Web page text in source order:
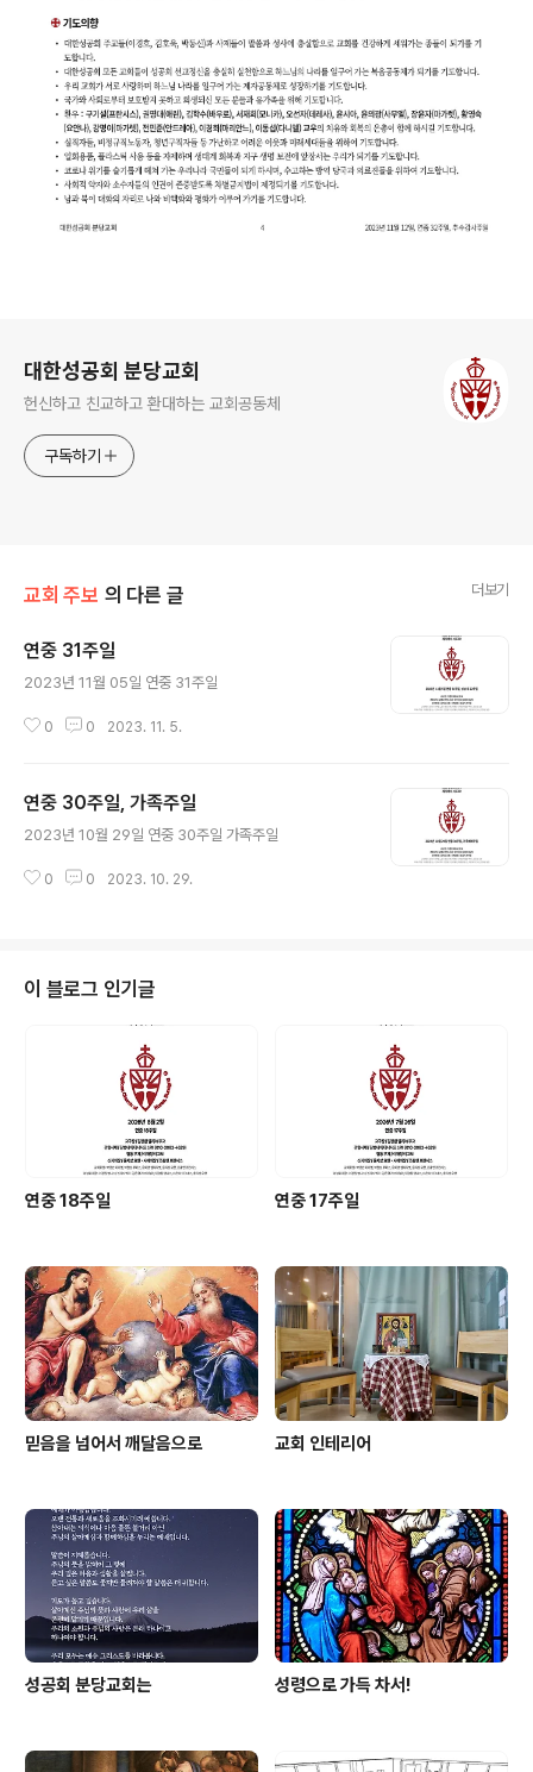
대한성공회 분당교회
헌신하고 친교하고 환대하는 교회공동체
구독하기
교회 주보 의 다른 글 더보기
연중 31주일
2023년 11월 05일 연중 31주일
0 0 2023. 11. 5.
연중 30주일, 가족주일
2023년 10월 29일 연중 30주일 가족주일
0 0 2023. 10. 29.
이 블로그 인기글
연중 18주일 연중 17주일
믿음을 넘어서 깨달음으로 교회 인테리어
성공회 분당교회는 성령으로 가득 차서!